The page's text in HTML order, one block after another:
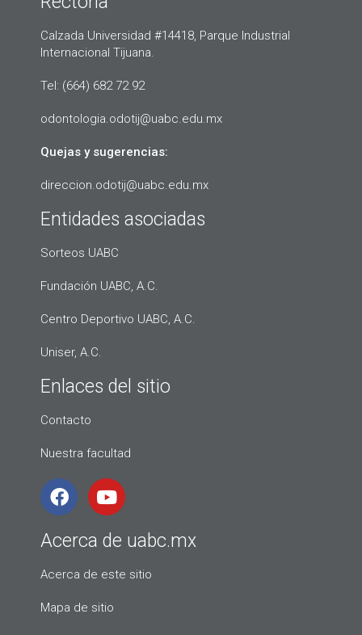
Calzada Universidad #14418, Parque Industrial
Internacional Tijuana.
Tel: (664) 682 72 92
odontologia.odotij@uabc.edu.mx
Quejas y sugerencias:
direccion.odotij@uabc.edu.mx
Entidades asociadas
Sorteos UABC
Fundación UABC, A.C.
Centro Deportivo UABC, A.C.
Uniser, A.C.
Enlaces del sitio
Contacto
Nuestra facultad
Acerca de uabc.mx
Acerca de este sitio
Mapa de sitio